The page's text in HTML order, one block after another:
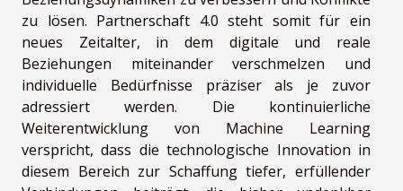
zu lösen. Partnerschaft 4.0 steht somit für ein
neues Zeitalter, in dem digitale und reale
Beziehungen miteinander verschmelzen und
individuelle Bedürfnisse präziser als je zuvor
adressiert werden. Die kontinuierliche
Weiterentwicklung von Machine Learning
verspricht, dass die technologische Innovation in
diesem Bereich zur Schaffung tiefer, erfüllender